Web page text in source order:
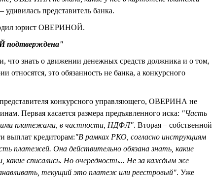
– удивилась представитель банка.
юрист ОВЕРИНОЙ.
что знать о движении денежных средств должника и о том,
относятся, это обязанность не банка, а конкурсного
конкурсного управляющего, ОВЕРИНА не
Первая касается размера предъявленного иска: "Часть
платежами, в частности, НДФЛ". Вторая – собственной
выплат кредиторам:"В рамках РКО, согласно инструкциям
платежей. Она действительно обязана знать, какие
какие списались. Но очередность... Не за каждым же
текущий это платеж или реестровый". Уже